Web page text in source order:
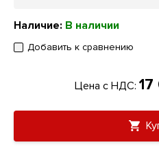
Наличие: В наличии
Добавить к сравнению
Цена с НДС: